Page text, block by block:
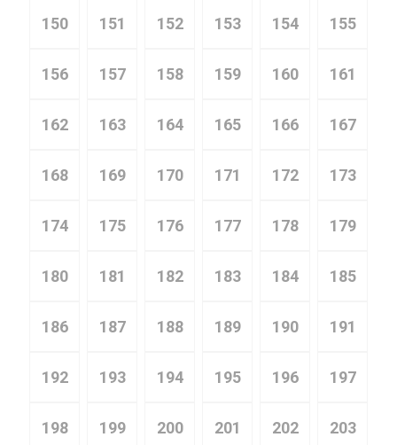
150 151 152 153 154 155
156 157 158 159 160 161
162 163 164 165 166 167
168 169 170 171 172 173
174 175 176 177 178 179
180 181 182 183 184 185
186 187 188 189 190 191
192 193 194 195 196 197
198 199 200 201 202 203